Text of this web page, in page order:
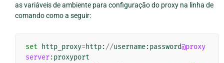
as variáveis de ambiente para configuração do proxy na linha de
comando como a seguir:
set http_proxy=http://username:password@proxy
server:proxyport